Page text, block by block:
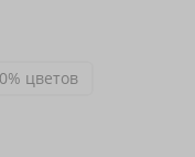
цветов